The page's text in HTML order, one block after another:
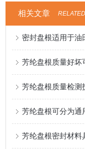
相关文章
芳纶盘根质量检测
芳纶盘根可分为通
芳纶盘根密封材料